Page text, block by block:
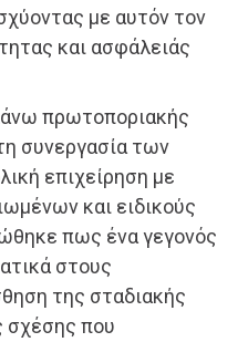
με αυτόν τον
και ασφάλειάς
πρωτοποριακής
συνεργασία των
επιχείρηση με
και ειδικούς
πως ένα γεγονός
στους
της σταδιακής
σχέσης που